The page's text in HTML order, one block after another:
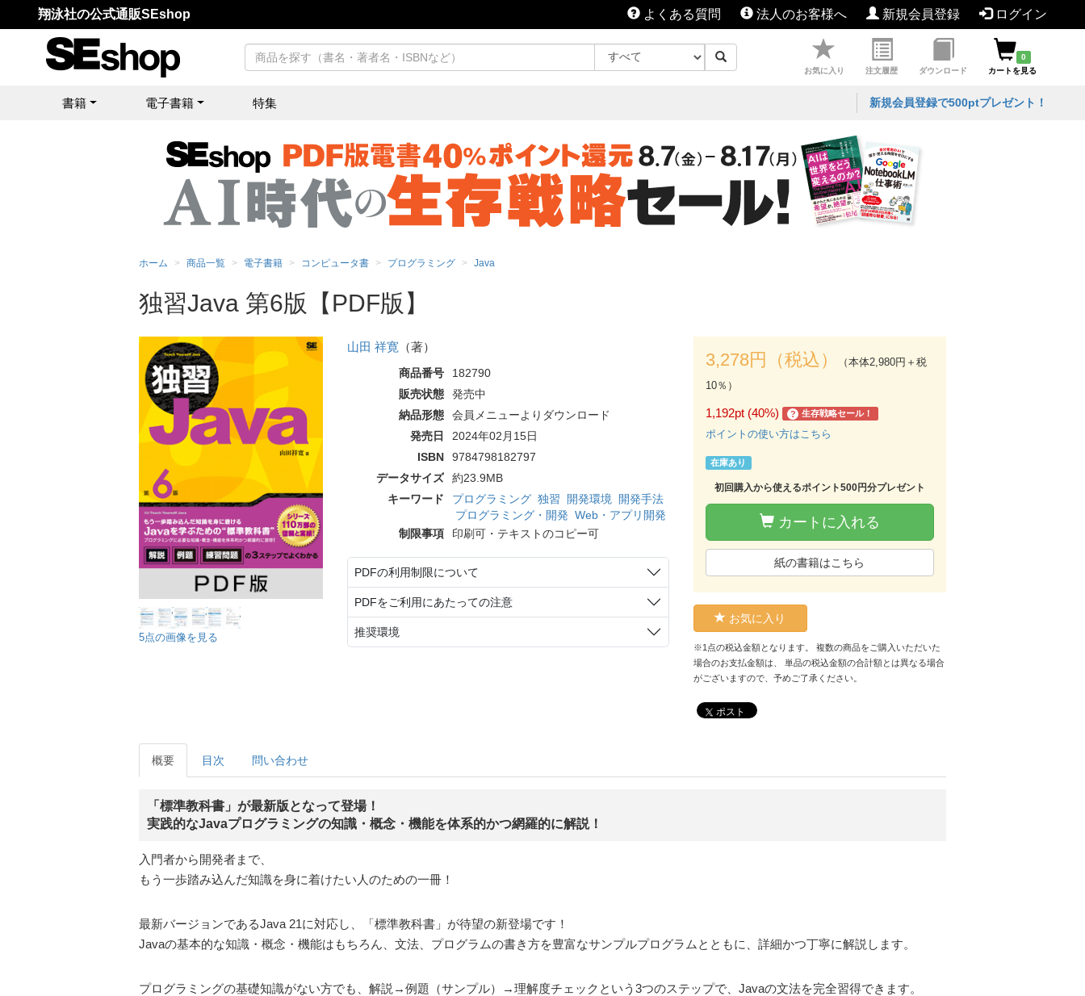
翔泳社の公式通販SEshop よくある質問 法人のお客様へ 新規会員登録 ログイン
お気に入り 注文履歴 ダウンロード
0
カートを見る
書籍 電子書籍 特集 新規会員登録で500ptプレゼント！
ホーム 商品一覧 電子書籍 コンピュータ書 プログラミング Java
独習Java 第6版【PDF版】
5点の画像を見る
山田 祥寛 （著）
商品番号
182790
販売状態
発売中
納品形態
会員メニューよりダウンロード
発売日
2024年02月15日
ISBN
9784798182797
データサイズ
約23.9MB
キーワード
プログラミング 独習 開発環境
開発手法
プログラミング・開発 Web・アプリ開発
制限事項
印刷可・テキストのコピー可
PDFの利用制限について
PDFをご利用にあたっての注意
推奨環境
3,278円（税込）
（本体2,980円＋税
10％）
1,192pt (40%) ? 生存戦略セール！
ポイントの使い方はこちら
在庫あり
初回購入から使えるポイント500円分プレゼント
カートに入れる
紙の書籍はこちら
お気に入り
※1点の税込金額となります。 複数の商品をご購入いただいた
場合のお支払金額は、 単品の税込金額の合計額とは異なる場合
がございますので、予めご了承ください。
ポスト
概要 目次 問い合わせ
「標準教科書」が最新版となって登場！
実践的なJavaプログラミングの知識・概念・機能を体系的かつ網羅的に解説！
入門者から開発者まで、
もう一歩踏み込んだ知識を身に着けたい人のための一冊！
最新バージョンであるJava 21に対応し、「標準教科書」が待望の新登場です！
Javaの基本的な知識・概念・機能はもちろん、文法、プログラムの書き方を豊富なサンプルプログラムとともに、詳細かつ丁寧に解説します。
プログラミングの基礎知識がない方でも、解説→例題（サンプル）→理解度チェックという3つのステップで、Javaの文法を完全習得できます。